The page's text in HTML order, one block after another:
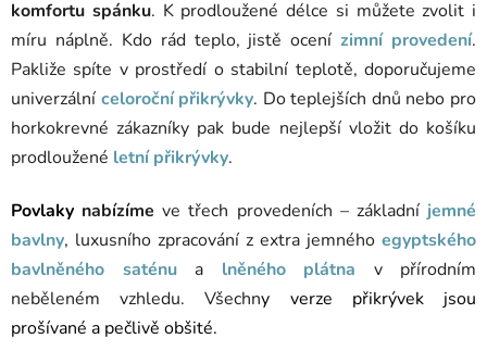
komfortu spánku. K prodloužené délce si můžete zvolit i
míru náplně. Kdo rád teplo, jistě ocenízimní provedení.
Pakliže spíte v prostředí o stabilní teplotě, doporučujeme
univerzální celoroční přikrývky. Do teplejších dnů nebo pro
horkokrevné zákazníky pak bude nejlepší vložit do košíku
prodloužené letní přikrývky.
Povlaky nabízíme ve třech provedeních – základní jemné
bavlny, luxusního zpracování z extra jemného egyptského
bavlněného saténua lněného plátna v přírodním
neběleném vzhledu. Všechny verze přikrývek jsou
prošívané a pečlivě obšité.